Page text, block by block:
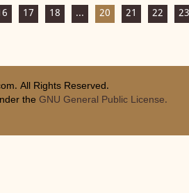
17 18 ... 20 21 22 23
All Rights Reserved.
the GNU General Public License.